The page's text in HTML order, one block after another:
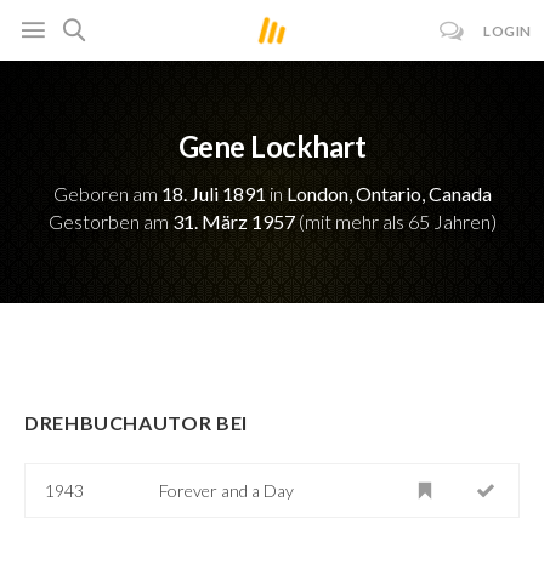
LOGIN
Gene Lockhart
Geboren am 18. Juli 1891 in London, Ontario, Canada
Gestorben am 31. März 1957(mit mehr als 65 Jahren)
DREHBUCHAUTOR BEI
1943 Forever and a Day